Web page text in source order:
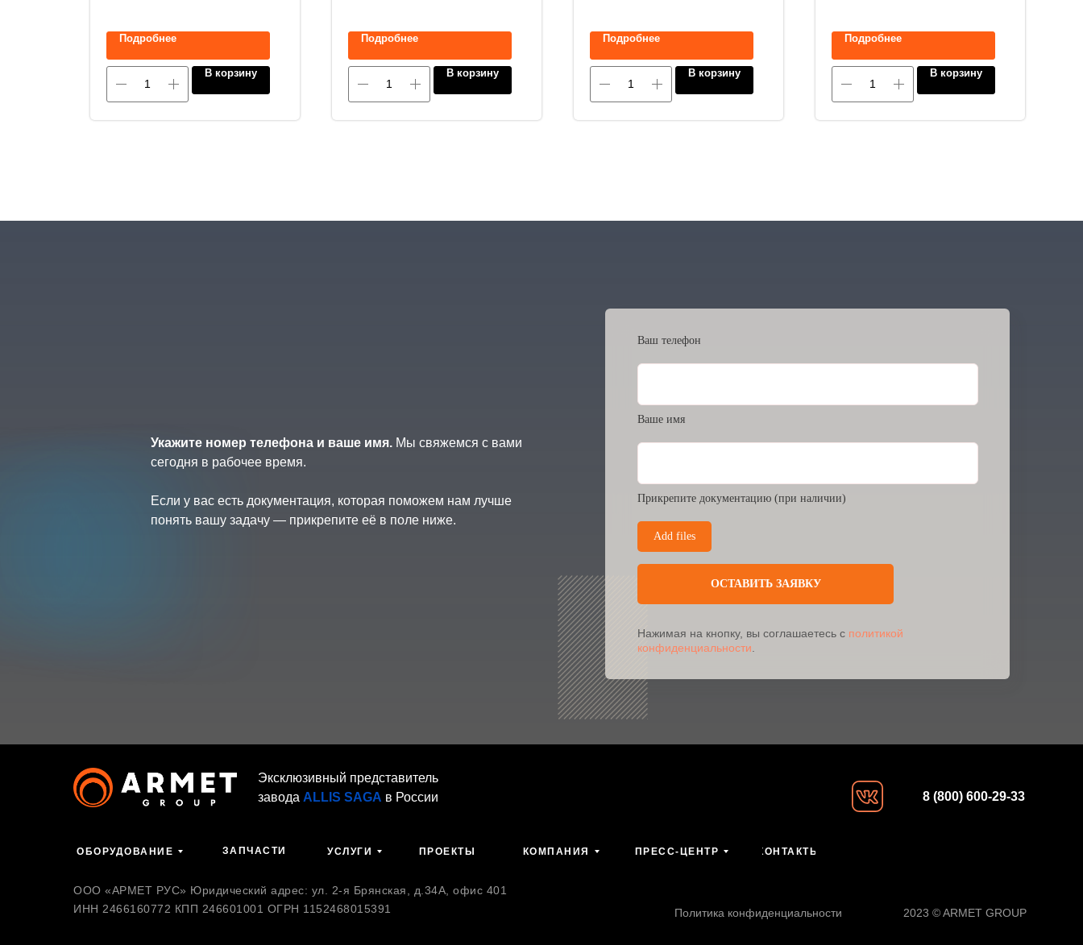
Подробнее
В корзину
Подробнее
В корзину
Подробнее
В корзину
Подробнее
В корзину
Укажите номер телефона и ваше имя. Мы свяжемся с вами
сегодня в рабочее время.
Если у вас есть документация, которая поможем нам лучше
понять вашу задачу — прикрепите её в поле ниже.
Нажимая на кнопку, вы соглашаетесь с политикой
конфиденциальности
Ваш телефон
Ваше имя
Прикрепите документацию (при наличии)
Add files
ОСТАВИТЬ ЗАЯВКУ
ООО «АРМЕТ РУС» Юридический адрес: ул. 2-я Брянская, д.34А, офис 401
ИНН 2466160772 КПП 246601001 ОГРН 1152468015391
2023 © ARMET GROUP
Политика конфиденциальности
8 (800) 600-29-33
ОБОРУДОВАНИЕ ПРОЕКТЫ КОМПАНИЯ ПРЕСС-ЦЕНТР КОНТАКТЫ
УСЛУГИ
ЗАПЧАСТИ
Эксклюзивный представитель
завода ALLIS SAGA в России